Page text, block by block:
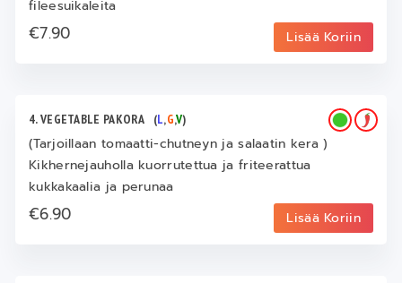
fileesuikaleita
€7.90 Lisää Koriin
4. VEGETABLE PAKORA (L,G,V)
(Tarjoillaan tomaatti-chutneyn ja salaatin kera )
Kikhernejauholla kuorrutettua ja friteerattua
kukkakaalia ja perunaa
€6.90 Lisää Koriin